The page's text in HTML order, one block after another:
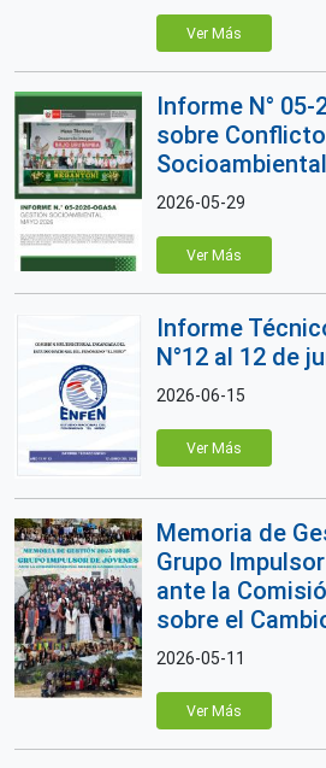
Ver Más
Informe N° 05-
sobre
2026-05-29
Ver Más
Informe
N°12 al 12 de
2026-06-15
Ver Más
Memoria de
Grupo
ante la
sobre el
2026-05-11
Ver Más